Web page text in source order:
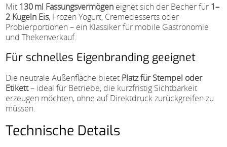
Mit 130 ml Fassungsvermögen eignet sich der Becher für 1–
2 Kugeln Eis, Frozen Yogurt, Cremedesserts oder
Probierportionen – ein Klassiker für mobile Gastronomie
und Thekenverkauf.
Für schnelles Eigenbranding geeignet
Die neutrale Außenfläche bietet Platz für Stempel oder
Etikett– ideal für Betriebe, die kurzfristig Sichtbarkeit
erzeugen möchten, ohne auf Direktdruck zurückgreifen zu
müssen.
Technische Details